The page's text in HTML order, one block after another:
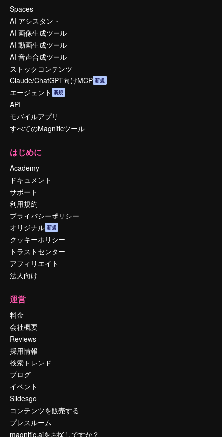
Spaces
AI アシスタント
AI 画像生成ツール
AI 動画生成ツール
AI 音声合成ツール
ストックコンテンツ
Claude/ChatGPT向けMCP 新規
エージェント 新規
API
モバイルアプリ
すべてのMagnificツール
はじめに
Academy
ドキュメント
サポート
利用規約
プライバシーポリシー
オリジナル 新規
クッキーポリシー
トラストセンター
アフィリエイト
法人向け
運営
料金
会社概要
Reviews
採用情報
検索トレンド
ブログ
イベント
Slidesgo
コンテンツを販売する
プレスルーム
magnific.aiをお探しですか？